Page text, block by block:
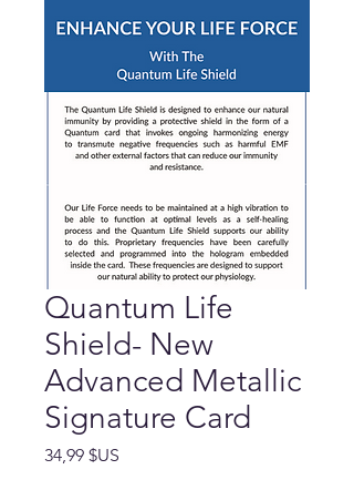
Quantum Life
Shield- New
Advanced Metallic
Signature Card
34,99 $US